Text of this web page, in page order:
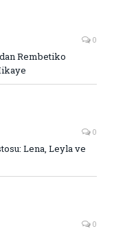
0
Rembetiko
0
Lena, Leyla ve
0